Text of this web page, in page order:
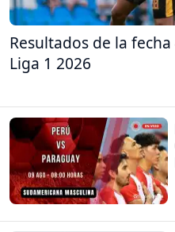
Resultados de la
Liga 1 2026